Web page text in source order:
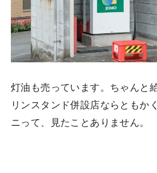
灯油も売っています。ちゃんと
リンスタンド併設店ならともか
ニって、見たことありません。